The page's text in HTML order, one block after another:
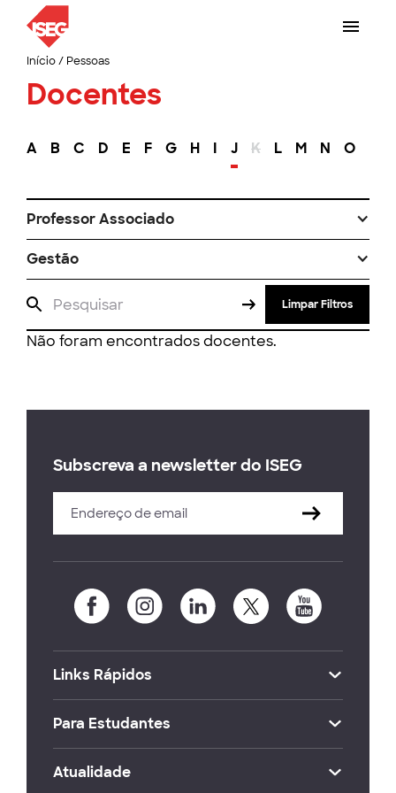
Início/ Pessoas
Docentes
A B C D E F G H I J K L M N O
Professor Associado
Gestão
Limpar Filtros
Não foram encontrados docentes.
Subscreva a newsletter do ISEG
Links Rápidos
Para Estudantes
Atualidade